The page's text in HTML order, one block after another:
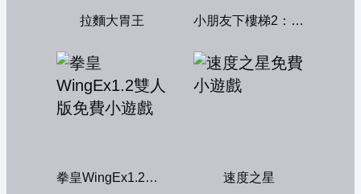
拉麵大胃王 小朋友下樓梯2：中文版
拳皇WingEx1.2雙人版 速度之星